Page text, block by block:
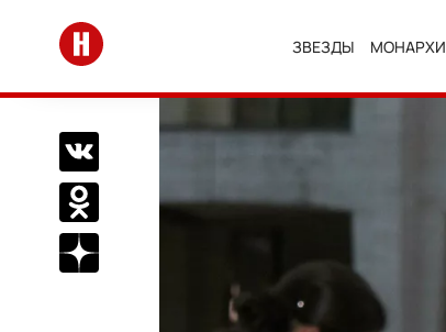
Перейти на главную
ЗВЕЗДЫ МОНАРХИ
Поделиться Вконтакте
Поделиться в Одноклассниках
Подписаться на нас в Дзен